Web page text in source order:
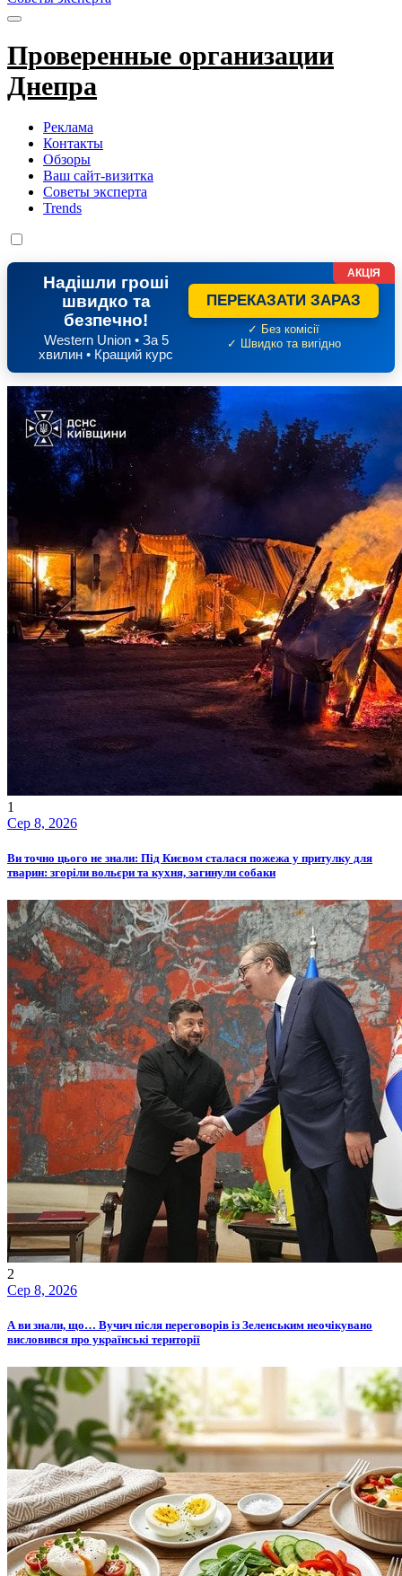
Проверенные организации
Днепра
Реклама
Контакты
Обзоры
Ваш сайт-визитка
Советы эксперта
Trends
Надішли гроші
швидко та
безпечно!
Western Union • За 5
хвилин • Кращий курс
ПЕРЕКАЗАТИ ЗАРАЗ
✓ Без комісії
✓ Швидко та вигідно
АКЦІЯ
1
Сер 8, 2026
Ви точно цього не знали: Під Києвом сталася пожежа у притулку для
тварин: згоріли вольєри та кухня, загинули собаки
2
Сер 8, 2026
А ви знали, що… Вучич після переговорів із Зеленським неочікувано
висловився про українські території